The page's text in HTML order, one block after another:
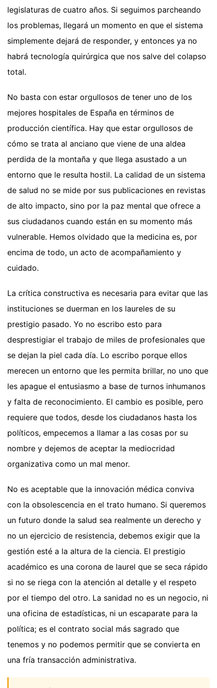
legislaturas de cuatro años. Si seguimos parcheando
los problemas, llegará un momento en que el sistema
simplemente dejará de responder, y entonces ya no
habrá tecnología quirúrgica que nos salve del colapso
total.
No basta con estar orgullosos de tener uno de los
mejores hospitales de España en términos de
producción científica. Hay que estar orgullosos de
cómo se trata al anciano que viene de una aldea
perdida de la montaña y que llega asustado a un
entorno que le resulta hostil. La calidad de un sistema
de salud no se mide por sus publicaciones en revistas
de alto impacto, sino por la paz mental que ofrece a
sus ciudadanos cuando están en su momento más
vulnerable. Hemos olvidado que la medicina es, por
encima de todo, un acto de acompañamiento y
cuidado.
La crítica constructiva es necesaria para evitar que las
instituciones se duerman en los laureles de su
prestigio pasado. Yo no escribo esto para
desprestigiar el trabajo de miles de profesionales que
se dejan la piel cada día. Lo escribo porque ellos
merecen un entorno que les permita brillar, no uno que
les apague el entusiasmo a base de turnos inhumanos
y falta de reconocimiento. El cambio es posible, pero
requiere que todos, desde los ciudadanos hasta los
políticos, empecemos a llamar a las cosas por su
nombre y dejemos de aceptar la mediocridad
organizativa como un mal menor.
No es aceptable que la innovación médica conviva
con la obsolescencia en el trato humano. Si queremos
un futuro donde la salud sea realmente un derecho y
no un ejercicio de resistencia, debemos exigir que la
gestión esté a la altura de la ciencia. El prestigio
académico es una corona de laurel que se seca rápido
si no se riega con la atención al detalle y el respeto
por el tiempo del otro. La sanidad no es un negocio, ni
una oficina de estadísticas, ni un escaparate para la
política; es el contrato social más sagrado que
tenemos y no podemos permitir que se convierta en
una fría transacción administrativa.